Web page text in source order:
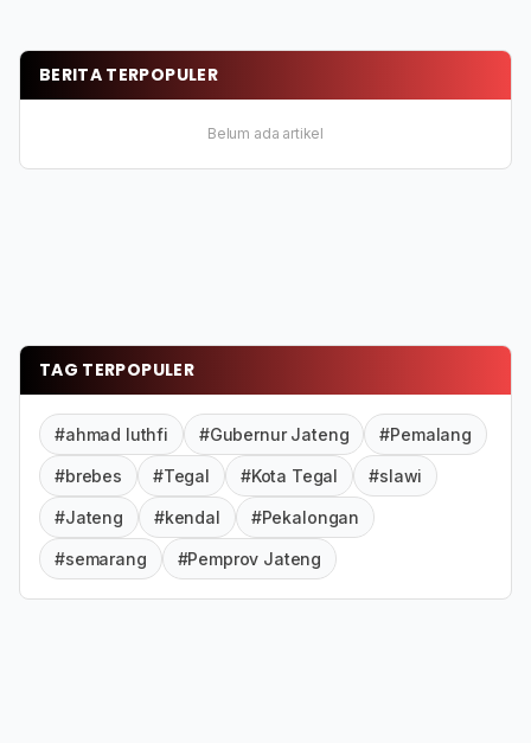
BERITA TERPOPULER
Belum ada artikel
TAG TERPOPULER
#ahmad luthfi #Gubernur Jateng #Pemalang
#brebes #Tegal #Kota Tegal #slawi
#Jateng #kendal #Pekalongan
#semarang #Pemprov Jateng